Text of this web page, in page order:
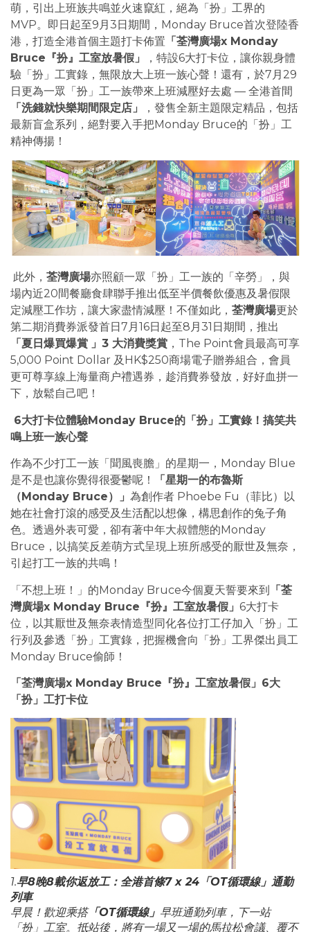
萌，引出上班族共鳴並火速竄紅，絕為「扮」工界的
MVP。即日起至9月3日期間，Monday Bruce首次登陸香
港，打造全港首個主題打卡佈置 「荃灣廣場x Monday
Bruce『扮』工室放暑假」
，特設6大打卡位，讓你親身體
驗「扮」工實錄，無限放大上班一族心聲！還有，於7月29
日更為一眾「扮」工一族帶來上班減壓好去處 — 全港首間
「洗錢就快樂期間限定店」
，發售全新主題限定精品，包括
最新盲盒系列，絕對要入手把Monday Bruce的「扮」工
精神傳揚！
此外， 荃灣廣場亦照顧一眾「扮」工一族的「辛勞」，與
場內近20間餐廳食肆聯手推出低至半價餐飲優惠及暑假限
定減壓工作坊，讓大家盡情減壓！不僅如此， 荃灣廣場更於
第二期消費券派發首日7月16日起至8月31日期間，推出
「夏日爆買爆賞 」3 大消費獎賞 ，The Point會員最高可享
5,000 Point Dollar 及HK$250商場電子贈券組合，會員
更可尊享線上海量商户禮遇券，趁消費券發放，好好血拼一
下，放鬆自己吧！
6大打卡位體驗Monday Bruce的「扮」工實錄！搞笑共
鳴上班一族心聲
作為不少打工一族「聞風喪膽」的星期一，Monday Blue
是不是也讓你覺得很憂鬱呢！
「星期一的布魯斯
（Monday Bruce）」 為創作者 Phoebe Fu（菲比）以
她在社會打滾的感受及生活配以想像，構思創作的兔子角
色。透過外表可愛，卻有著中年大叔體態的Monday
Bruce，以搞笑反差萌方式呈現上班所感受的厭世及無奈，
引起打工一族的共鳴！
「不想上班！」的Monday Bruce今個夏天誓要來到 「荃
灣廣場x Monday Bruce『扮』工室放暑假」 6大打卡
位，以其厭世及無奈表情造型同化各位打工仔加入「扮」工
行列及參透「扮」工實錄，把握機會向「扮」工界傑出員工
Monday Bruce偷師！
「荃灣廣場x Monday Bruce『扮』工室放暑假」6大
「扮」工打卡位
1.早8晚8載你返放工：全港首條7 x 24「OT循環線」通勤
列車
早晨！歡迎乘搭「OT循環線」 早班通勤列車，下一站
「扮」工室。抵站後，將有一場又一場的馬拉松會議、覆不